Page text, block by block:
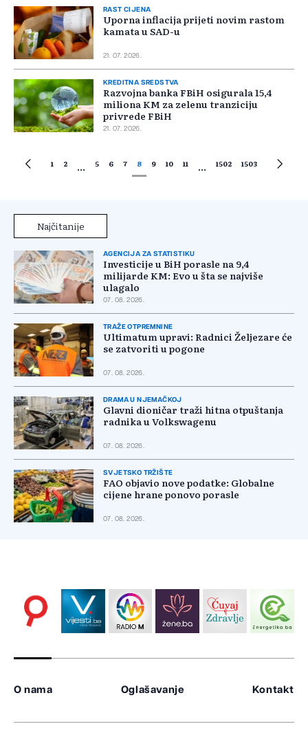
RAST CIJENA
Uporna inflacija prijeti novim rastom
kamata u SAD-u
21. 07. 2026.
KREDITNA SREDSTVA
Razvojna banka FBiH osigurala 15,4
miliona KM za zelenu tranziciju
privrede FBiH
21. 07. 2026.
1 2 ... 5 6 7 8 9 10 11 ... 1502 1503
Najčitanije
AGENCIJA ZA STATISTIKU
Investicije u BiH porasle na 9,4
milijarde KM: Evo u šta se najviše
ulagalo
07. 08. 2026.
TRAŽE OTPREMNINE
Ultimatum upravi: Radnici Željezare će
se zatvoriti u pogone
07. 08. 2026.
DRAMA U NJEMAČKOJ
Glavni dioničar traži hitna otpuštanja
radnika u Volkswagenu
07. 08. 2026.
SVJETSKO TRŽIŠTE
FAO objavio nove podatke: Globalne
cijene hrane ponovo porasle
07. 08. 2026.
O nama Oglašavanje Kontakt